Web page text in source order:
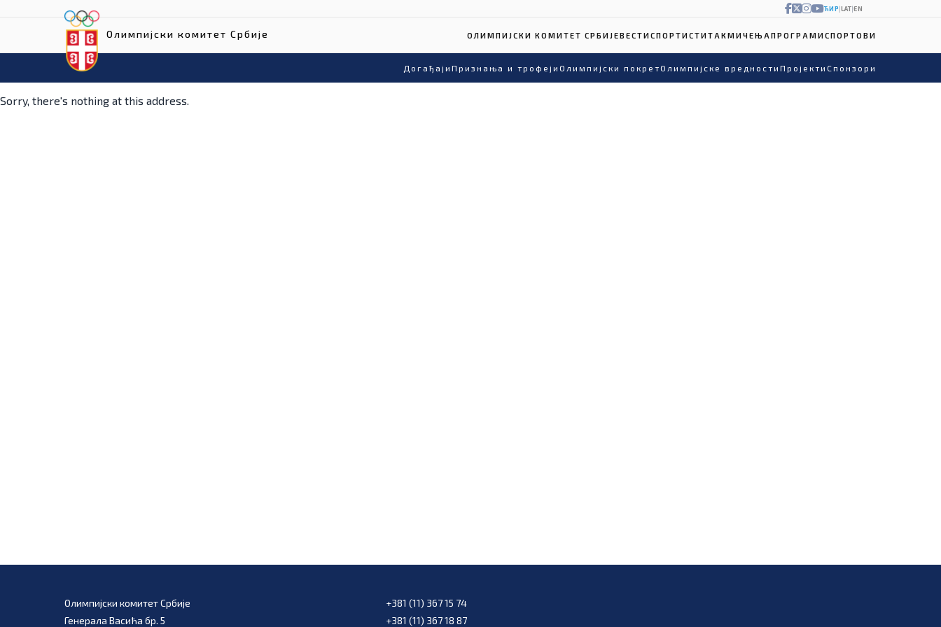
Олимпијски комитет Србије
ЋИР|LAT|EN
ОЛИМПИЈСКИ КОМИТЕТ СРБИЈЕВЕСТИ СПОРТИСТИ ТАКМИЧЕЊА ПРОГРАМИ СПОРТОВИ
Догађаји Признања и трофеји Олимпијски покретОлимпијске вредности Пројекти Спонзори
Sorry, there's nothing at this address.
Олимпијски комитет Србије
Генерала Васића бр. 5
+381 (11) 367 15 74
+381 (11) 367 18 87